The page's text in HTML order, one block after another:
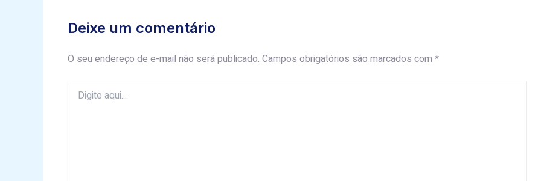
Deixe um comentário
O seu endereço de e-mail não será publicado. Campos obrigatórios são marcados com *
Digite